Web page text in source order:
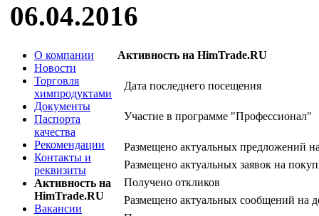
06.04.2016
О компании
Новости
Торговля
химпродуктами
Документы
Паспорта
качества
Рекомендации
Контакты и
реквизиты
Активность на
HimTrade.RU
Вакансии
Активность на HimTrade.RU
Дата последнего посещения
Участие в программе "Профессионал"
Размещено актуальных предложений
Размещено актуальных заявок на
Получено откликов
Размещено актуальных сообщений на